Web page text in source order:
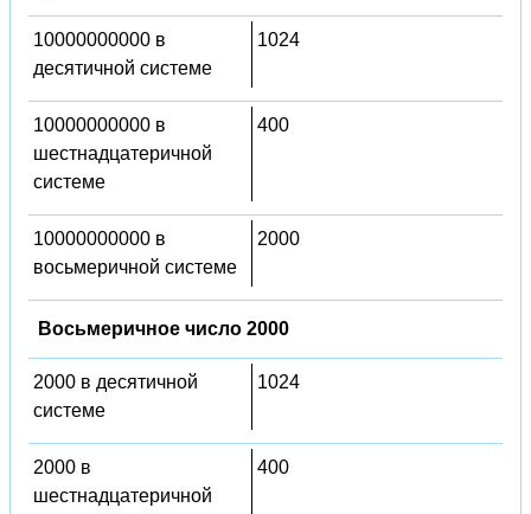
10000000000 в
десятичной системе
1024
10000000000 в
шестнадцатеричной
системе
400
10000000000 в
восьмеричной системе
2000
Восьмеричное число 2000
2000 в десятичной
системе
1024
2000 в
шестнадцатеричной
400